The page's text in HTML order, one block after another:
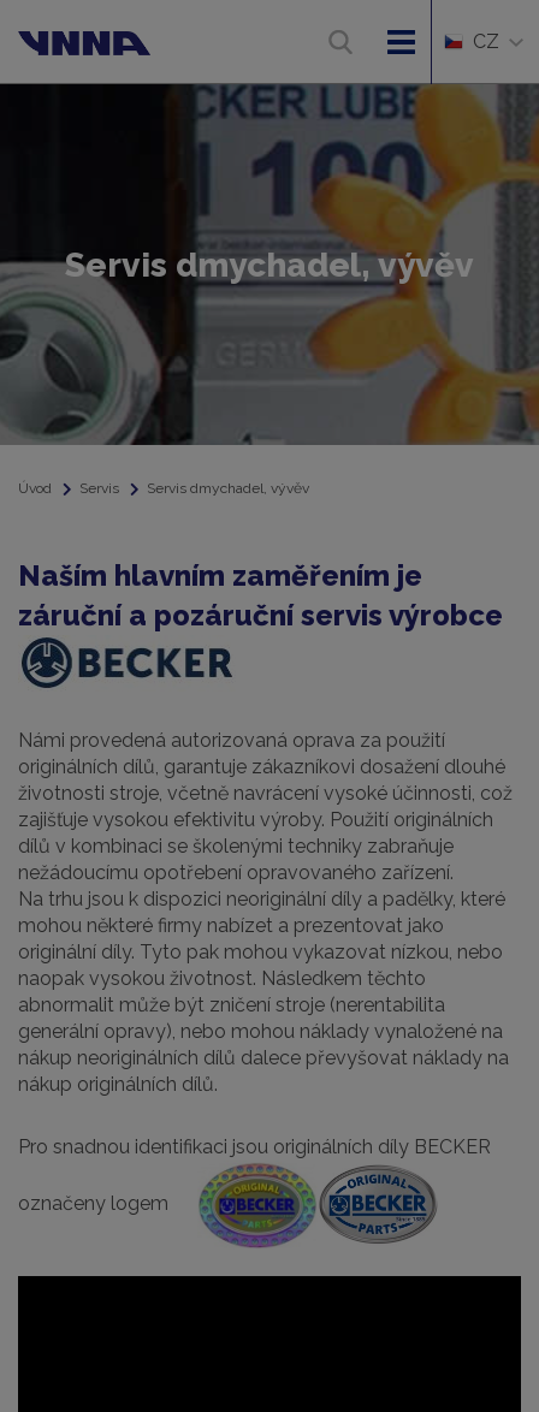
CZ
Servis dmychadel, vývěv
Úvod Servis Servis dmychadel, vývěv
Naším hlavním zaměřením je
záruční a pozáruční servis výrobce
Námi provedená autorizovaná oprava za použití
originálních dílů, garantuje zákazníkovi dosažení dlouhé
životnosti stroje, včetně navrácení vysoké účinnosti, což
zajišťuje vysokou efektivitu výroby. Použití originálních
dílů v kombinaci se školenými techniky zabraňuje
nežádoucímu opotřebení opravovaného zařízení.
Na trhu jsou k dispozici neoriginální díly a padělky, které
mohou některé firmy nabízet a prezentovat jako
originální díly. Tyto pak mohou vykazovat nízkou, nebo
naopak vysokou životnost. Následkem těchto
abnormalit může být zničení stroje (nerentabilita
generální opravy), nebo mohou náklady vynaložené na
nákup neoriginálních dílů dalece převyšovat náklady na
nákup originálních dílů.
Pro snadnou identifikaci jsou originálních díly BECKER
označeny logem